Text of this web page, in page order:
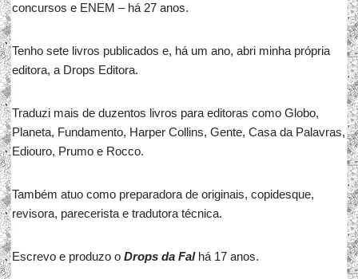
concursos e ENEM – há 27 anos.
Tenho sete livros publicados e, há um ano, abri minha própria
editora, a Drops Editora.
Traduzi mais de duzentos livros para editoras como Globo,
Planeta, Fundamento, Harper Collins, Gente, Casa da Palavras,
Ediouro, Prumo e Rocco.
Também atuo como preparadora de originais, copidesque,
revisora, parecerista e tradutora técnica.
Escrevo e produzo o Drops da Falhá 17 anos.